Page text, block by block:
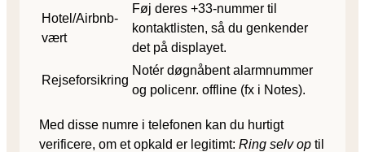
Hotel/Airbnb-
vært
Føj deres +33-nummer til
kontaktlisten, så du genkender
det på displayet.
Rejseforsikring
Notér døgnåbent alarmnummer
og policenr. offline (fx i Notes).
Med disse numre i telefonen kan du hurtigt
verificere, om et opkald er legitimt: Ring selv op til